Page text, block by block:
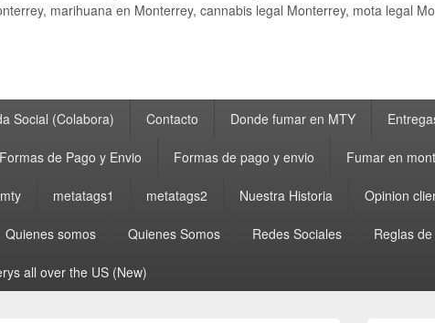
marihuana en Monterrey, cannabis legal Monterrey, mota legal
Social (Colabora) Contacto Donde fumar en MTY
Formas de Pago y Envio Formas de pago y envio Fumar en
metatags1 metatags2 Nuestra Historia Opinion
Quienes somos Quienes Somos Redes Sociales Reglas
all over the US (New)